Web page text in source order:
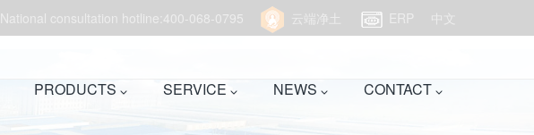
National consultation hotline:400-068-0795 云端净土 ERP 中文
PRODUCTS SERVICE NEWS CONTACT